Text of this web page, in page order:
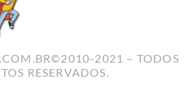
2021 – TODOS
RESERVADOS.